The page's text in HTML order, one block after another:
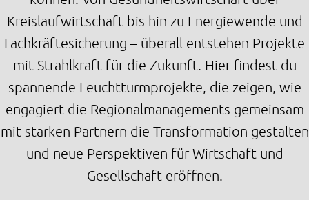
Kreislaufwirtschaft bis hin zu Energiewende und
Fachkräftesicherung – überall entstehen Projekte
mit Strahlkraft für die Zukunft. Hier findest du
spannende Leuchtturmprojekte, die zeigen, wie
engagiert die Regionalmanagements gemeinsam
mit starken Partnern die Transformation gestalten
und neue Perspektiven für Wirtschaft und
Gesellschaft eröffnen.